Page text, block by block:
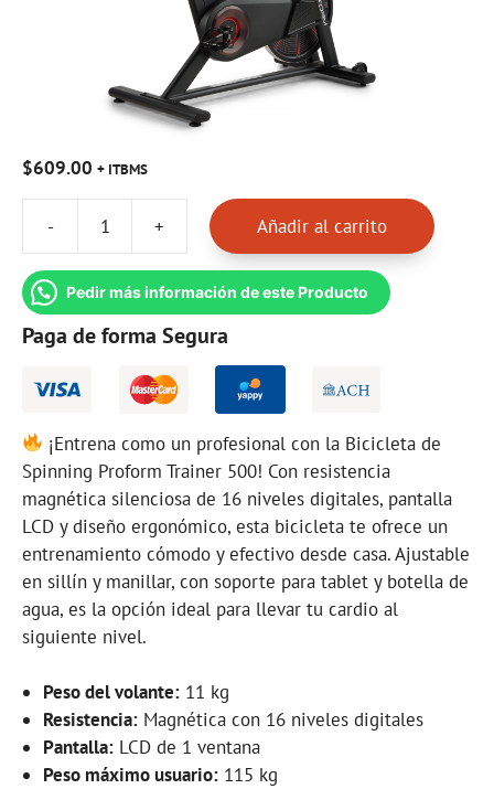
$609.00 + ITBMS
-
Bicicleta
Spinning
Proform
Trainer
500
cantidad
+ Añadir al carrito
Pedir más información de este Producto
Paga de forma Segura
¡Entrena como un profesional con la Bicicleta de
Spinning Proform Trainer 500! Con resistencia
magnética silenciosa de 16 niveles digitales, pantalla
LCD y diseño ergonómico, esta bicicleta te ofrece un
entrenamiento cómodo y efectivo desde casa. Ajustable
en sillín y manillar, con soporte para tablet y botella de
agua, es la opción ideal para llevar tu cardio al
siguiente nivel.
Peso del volante:11 kg
Resistencia:Magnética con 16 niveles digitales
Pantalla:LCD de 1 ventana
Peso máximo usuario:115 kg